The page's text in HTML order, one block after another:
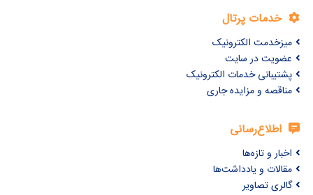
خدمات پرتال
میزخدمت الکترونیک
عضویت در سایت
پشتیبانی خدمات الکترونیک
مناقصه و مزایده جاری
اطلاع‌رسانی
اخبار و تازه‌ها
مقالات و یادداشت‌ها
گالری تصاویر